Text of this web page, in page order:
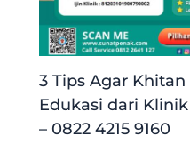
3 Tips Agar
Edukasi dari
– 0822 4215 9160